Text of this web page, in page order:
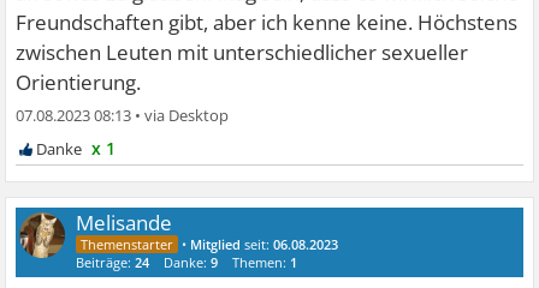
Freundschaften gibt, aber ich kenne keine. Höchstens
zwischen Leuten mit unterschiedlicher sexueller
Orientierung.
07.08.2023 08:13 •
x 1
Melisande
• Mitglied seit:06.08.2023
Beiträge:24 Danke:9 Themen: 1